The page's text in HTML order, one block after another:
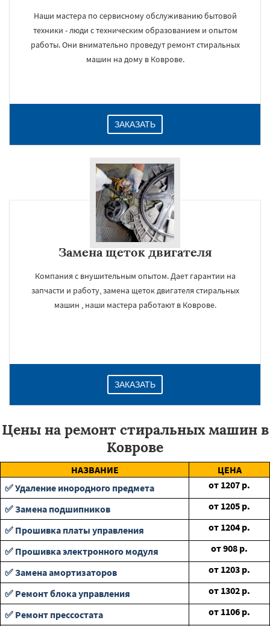
Наши мастера по сервисному обслуживанию бытовой
техники - люди с техническим образованием и опытом
работы. Они внимательно проведут ремонт стиральных
машин на дому в Коврове.
ЗАКАЗАТЬ
Замена щеток двигателя
Компания с внушительным опытом. Дает гарантии на
запчасти и работу, замена щеток двигателя стиральных
машин , наши мастера работают в Коврове.
ЗАКАЗАТЬ
Цены на ремонт стиральных машин в
Коврове
НАЗВАНИЕ
ЦЕНА
✅ Удаление инородного предмета
от 1207 р.
✅ Замена подшипников
от 1205 р.
✅ Прошивка платы управления
от 1204 р.
✅ Прошивка электронного модуля
от908 р.
✅ Замена амортизаторов
от 1203 р.
✅ Ремонт блока управления
от 1302 р.
✅ Ремонт прессостата
от 1106 р.